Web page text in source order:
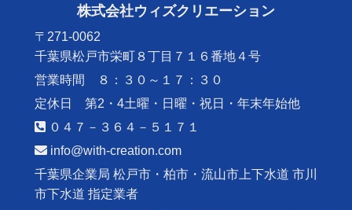
株式会社ウィズクリエーション
〒271-0062
千葉県松戸市栄町８丁目７１６番地４号
営業時間 ８：３０～１７：３０
定休日 第2・4土曜・日曜・祝日・年末年始他
０４７－３６４－５１７１
info@with-creation.com
千葉県企業局 松戸市・柏市・流山市上下水道 市川
市下水道 指定業者